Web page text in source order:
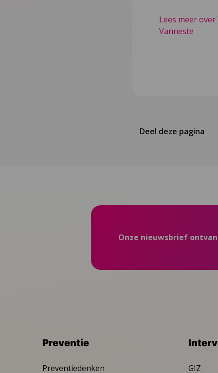
Lees meer over
Vanneste
Deel deze pagina
Onze nieuwsbrief
Preventie
Preventiedenken GIZ